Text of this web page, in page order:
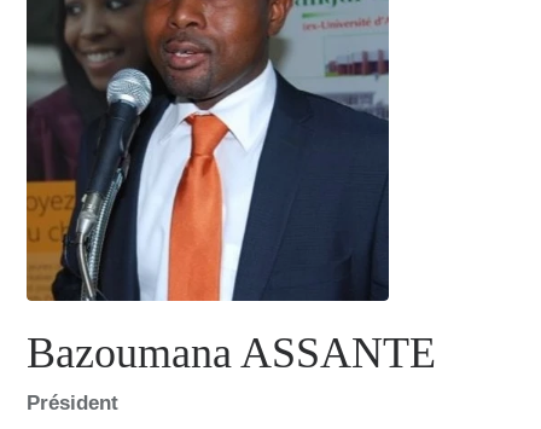
Bazoumana ASSANTE
Président